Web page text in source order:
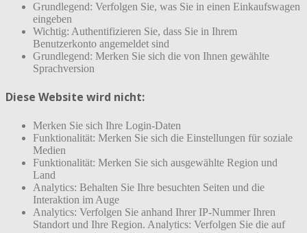
Grundlegend: Verfolgen Sie, was Sie in einen Einkaufswagen
eingeben
Wichtig: Authentifizieren Sie, dass Sie in Ihrem
Benutzerkonto angemeldet sind
Grundlegend: Merken Sie sich die von Ihnen gewählte
Sprachversion
Diese Website wird nicht:
Merken Sie sich Ihre Login-Daten
Funktionalität: Merken Sie sich die Einstellungen für soziale
Medien
Funktionalität: Merken Sie sich ausgewählte Region und
Land
Analytics: Behalten Sie Ihre besuchten Seiten und die
Interaktion im Auge
Analytics: Verfolgen Sie anhand Ihrer IP-Nummer Ihren
Standort und Ihre Region. Analytics: Verfolgen Sie die auf